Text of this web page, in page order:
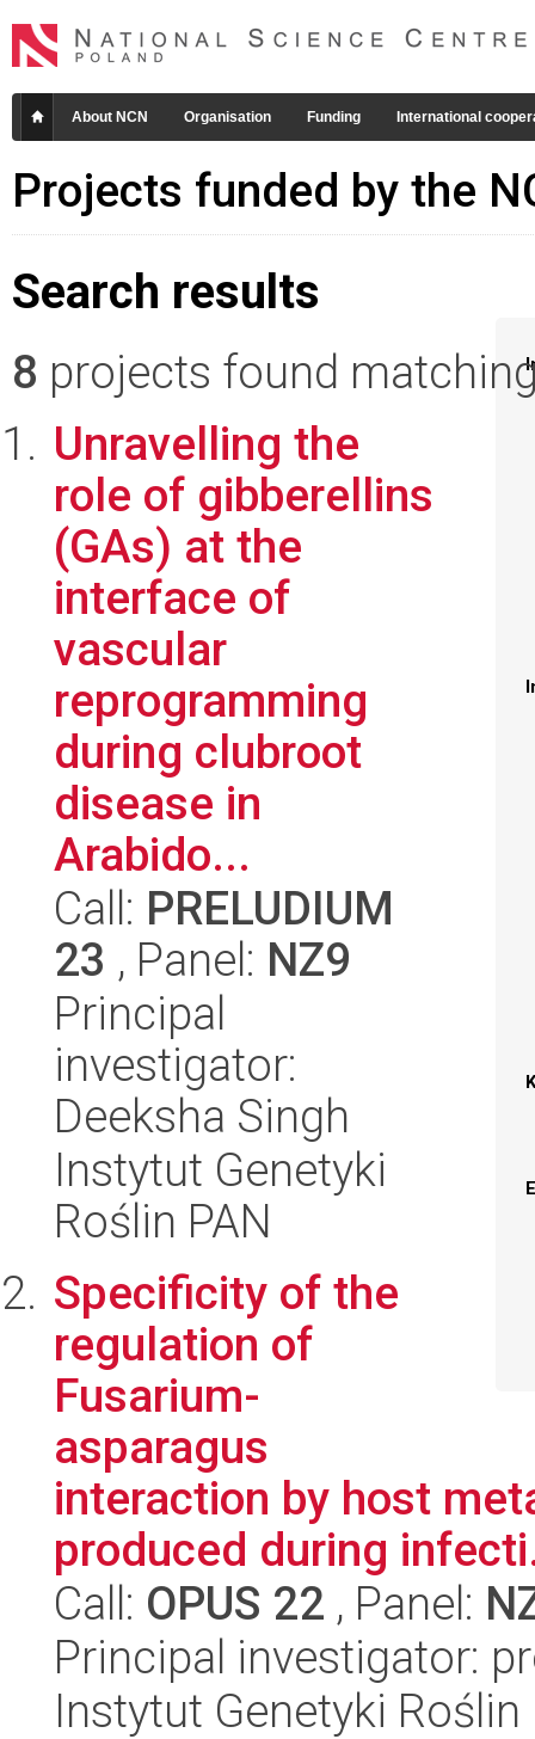
About NCN Organisation Funding International
Projects funded by the
Search results
8 projects found
Unravelling the
role of gibberellins
(GAs) at the
interface of
vascular
reprogramming
during clubroot
disease in
Arabido...
Call: PRELUDIUM
23 , Panel: NZ9
Principal
investigator:
Deeksha Singh
Instytut Genetyki
Roślin PAN
Specificity of the
regulation of
Fusarium-
asparagus
interaction by host
produced during
Call: OPUS 22 , Panel:
Principal investigator:
Instytut Genetyki Roślin